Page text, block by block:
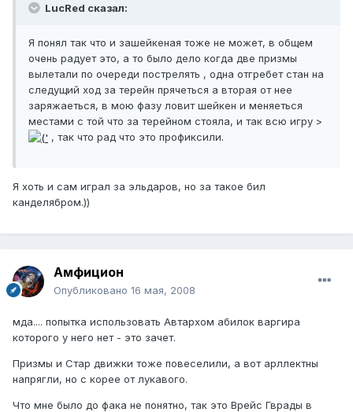
LucRed сказал:
Я понял так что и зашейкеная тоже не может, в общем
очень радует это, а то было дело когда две призмы
вылетали по очереди пострелять , одна отгребет стан на
следущий ход за терейн прячеться а вторая от нее
заряжаеться, в мою фазу ловит шейкен и меняеться
местами с той что за терейном стояла, и так всю игру >
, так что рад что это профиксили.
Я хоть и сам играл за эльдаров, но за такое бил
канделябром.))
Амфицион
Опубликовано 16 мая, 2008
мда.... попытка использовать Автархом абилок варгира
которого у него нет - это зачет.
Призмы и Стар движки тоже повеселили, а вот арллектны
напрягли, но с корее от лукавого.
Что мне было до фака не понятно, так это Врейс Гврады в